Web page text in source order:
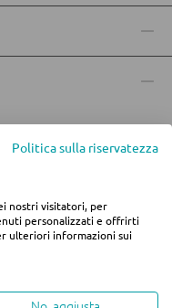
ali
se non diversamente
Politica sulla riservatezza
nostri visitatori, per
personalizzati e offrirti
ulteriori informazioni sui